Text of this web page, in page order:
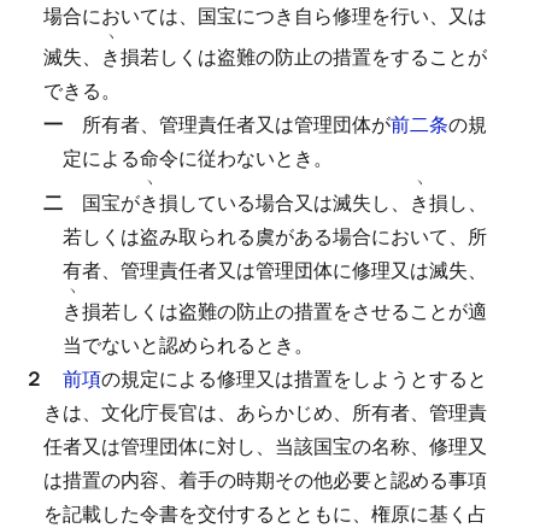
場合においては、国宝につき自ら修理を行い、又は
滅失、 き
ヽ
損若しくは盗難の防止の措置をすることが
できる。
一 所有者、管理責任者又は管理団体が前二条の規
定による命令に従わないとき。
二 国宝がき
ヽ
損している場合又は滅失し、 き
ヽ
損し、
若しくは盗み取られる虞がある場合において、所
有者、管理責任者又は管理団体に修理又は滅失、
き
ヽ
損若しくは盗難の防止の措置をさせることが適
当でないと認められるとき。
２ 前項の規定による修理又は措置をしようとすると
きは、文化庁長官は、あらかじめ、所有者、管理責
任者又は管理団体に対し、当該国宝の名称、修理又
は措置の内容、着手の時期その他必要と認める事項
を記載した令書を交付するとともに、権原に基く占